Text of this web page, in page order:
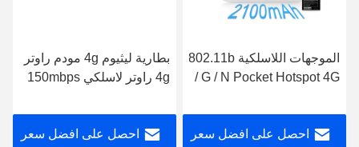
الموجهات اللاسلكية 802.11b
/ G / N Pocket Hotspot 4G
ROHS
احصل على افضل سعر
بطارية ليثيوم 4g مودم راوتر
4g راوتر لاسلكي 150mbps
سبوت mf981vs
احصل على افضل سعر